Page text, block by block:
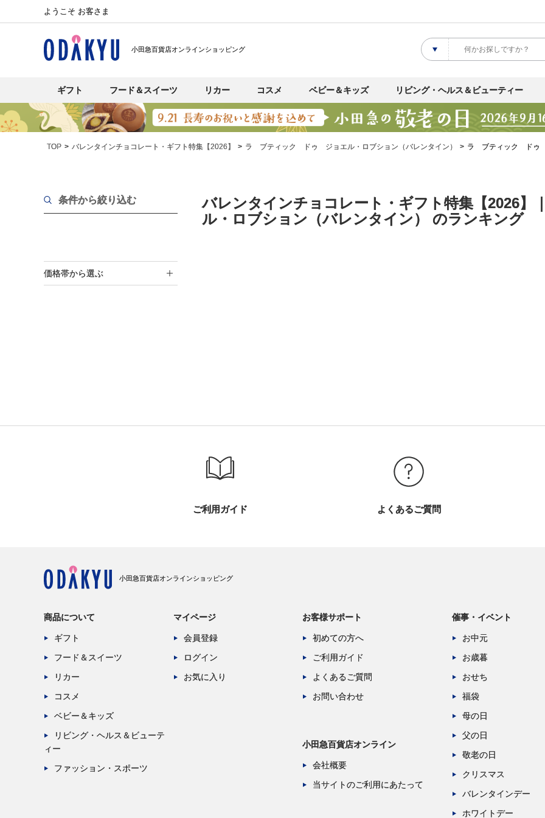
ようこそ お客さま
小田急百貨店オンラインショッピング
ギフト フード＆スイーツ リカー コスメ ベビー＆キッズ リビング・ヘルス＆ビューティー
TOP バレンタインチョコレート・ギフト特集【2026】 ラ ブティック ドゥ ジョエル・ロブション（バレンタイン） ラ ブティック ドゥ
条件から絞り込む
価格帯から選ぶ
バレンタインチョコレート・ギフト特集【
ル・ロブション（バレンタイン） のランキング
ご利用ガイド よくあるご質問
小田急百貨店オンラインショッピング
商品について
ギフト
フード＆スイーツ
リカー
コスメ
ベビー＆キッズ
リビング・ヘルス＆ビューテ
ィー
ファッション・スポーツ
マイページ
会員登録
ログイン
お気に入り
お客様サポート
初めての方へ
ご利用ガイド
よくあるご質問
お問い合わせ
小田急百貨店オンライン
会社概要
当サイトのご利用にあたって
催事・イベント
お中元
お歳暮
おせち
福袋
母の日
父の日
敬老の日
クリスマス
バレンタインデー
ホワイトデー